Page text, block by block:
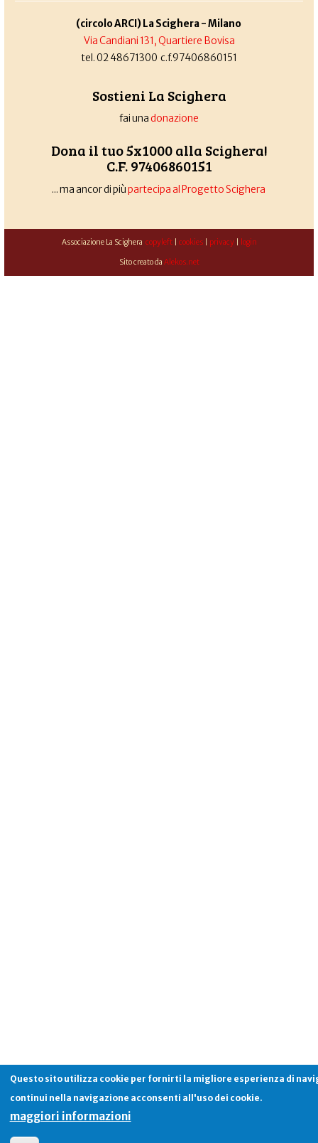
(circolo ARCI) La Scighera - Milano
Via Candiani 131, Quartiere Bovisa
tel. 02 48671300 c.f.97406860151
Sostieni La Scighera
fai unadonazione
Dona il tuo 5x1000 alla Scighera!
C.F. 97406860151
... ma ancor di piùpartecipa al Progetto Scighera
Associazione La Scighera copyleft| cookies| privacy| login
Sito creato da Alekos.net
Questo sito utilizza cookie per fornirti la migliore esperienza di
continui nella navigazione acconsenti all'uso dei cookie.
maggiori informazioni